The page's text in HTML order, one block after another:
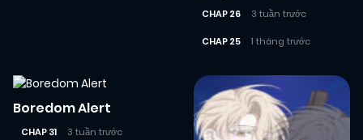
CHAP 26 3 tuần trước
CHAP 25 1 tháng trước
Boredom Alert
CHAP 31 3 tuần trước